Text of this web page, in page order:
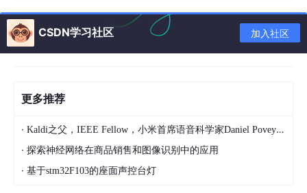
CSDN学习社区 加入社区
更多推荐
· Kaldi之父，IEEE Fellow，小米首席语音科学家Daniel Povey将出席2024全球机器学习技术大会并发表演讲！
· 探索神经网络在商品销售和图像识别中的应用
· 基于stm32F103的座面声控台灯